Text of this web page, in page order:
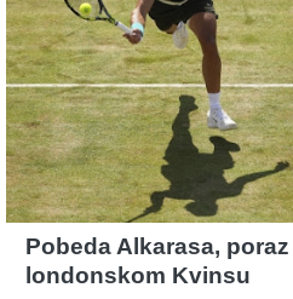
Pobeda Alkarasa,
londonskom Kvinsu